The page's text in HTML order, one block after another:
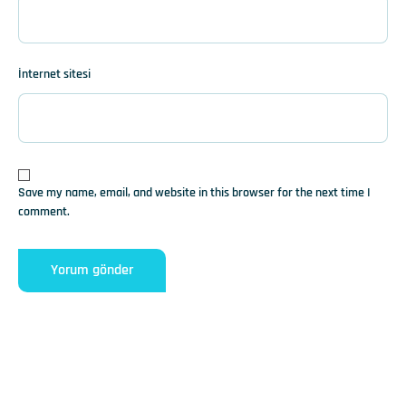
İnternet sitesi
Save my name, email, and website in this browser for the next time I
comment.